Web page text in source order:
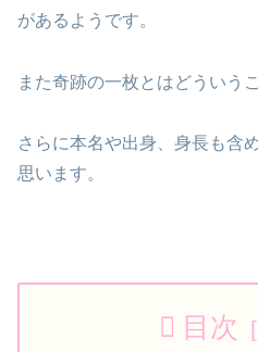
があるようです。
また奇跡の一枚とはどういう
さらに本名や出身、身長も含
思います。
目次